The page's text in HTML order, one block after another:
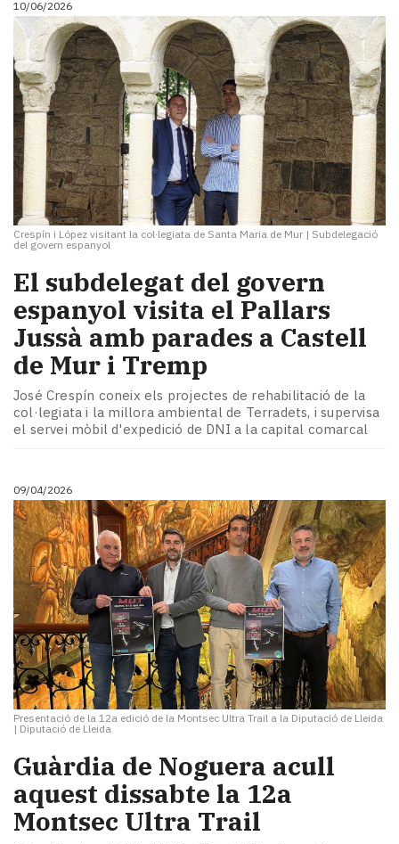
i
turisme
Cultura
Esports
Mai
tant!
TV
i
mitjans
El
temps
Reportatges
Enquestes
A
escena!
Dis
la
Subscriptors
La
Pallars
Contingut
patrocinat
Lo
més
llegit...
Editorial
10/06/2026
Crespín i López visitant la col·legiata de Santa Maria de Mur | Subdelegació
del govern espanyol
El subdelegat del govern
espanyol visita el Pallars
Jussà amb parades a Castell
de Mur i Tremp
José Crespín coneix els projectes de rehabilitació de la
col·legiata i la millora ambiental de Terradets, i supervisa
el servei mòbil d'expedició de DNI a la capital comarcal
09/04/2026
Presentació de la 12a edició de la Montsec Ultra Trail a la Diputació de Lleida
| Diputació de Lleida
Guàrdia de Noguera acull
aquest dissabte la 12a
Montsec Ultra Trail